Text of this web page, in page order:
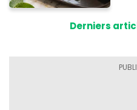
Derniers